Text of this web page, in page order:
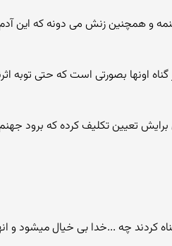
اونها بصورتی است که حتی توبه
برایش تعیین تکلیف کرده که برود
کردند چه ...خدا بی خیال میشود و